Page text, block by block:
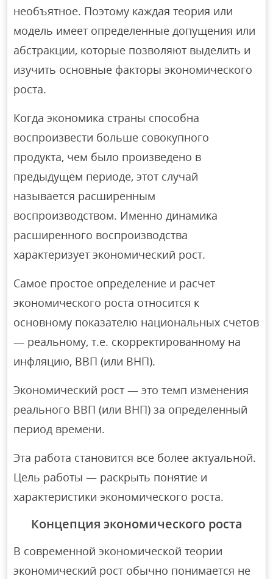
необъятное. Поэтому каждая теория или
модель имеет определенные допущения или
абстракции, которые позволяют выделить и
изучить основные факторы экономического
роста.
Когда экономика страны способна
воспроизвести больше совокупного
продукта, чем было произведено в
предыдущем периоде, этот случай
называется расширенным
воспроизводством. Именно динамика
расширенного воспроизводства
характеризует экономический рост.
Самое простое определение и расчет
экономического роста относится к
основному показателю национальных счетов
— реальному, т.е. скорректированному на
инфляцию, ВВП (или ВНП).
Экономический рост — это темп изменения
реального ВВП (или ВНП) за определенный
период времени.
Эта работа становится все более актуальной.
Цель работы — раскрыть понятие и
характеристики экономического роста.
Концепция экономического роста
В современной экономической теории
экономический рост обычно понимается не